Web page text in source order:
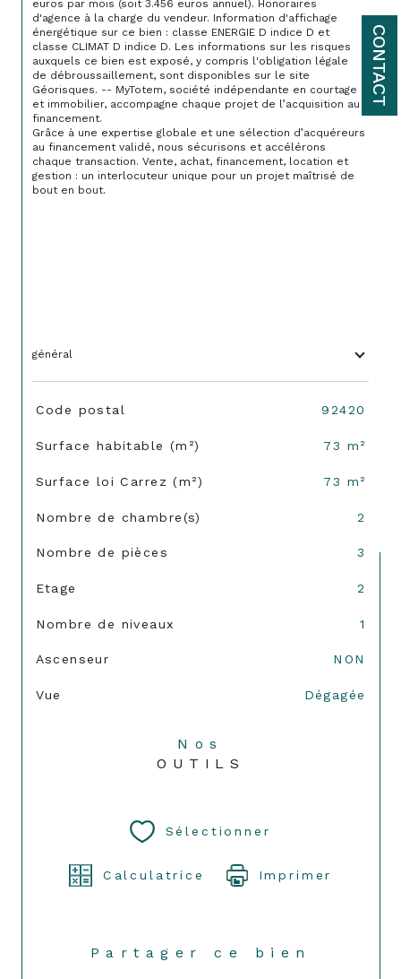
CONTACT
euros par mois (soit 3.456 euros annuel). Honoraires
d'agence à la charge du vendeur. Information d'affichage
énergétique sur ce bien : classe ENERGIE D indice D et
classe CLIMAT D indice D. Les informations sur les risques
auxquels ce bien est exposé, y compris l'obligation légale
de débroussaillement, sont disponibles sur le site
Géorisques. -- MyTotem, société indépendante en courtage
et immobilier, accompagne chaque projet de l’acquisition au
financement.
Grâce à une expertise globale et une sélection d’acquéreurs
au financement validé, nous sécurisons et accélérons
chaque transaction. Vente, achat, financement, location et
gestion : un interlocuteur unique pour un projet maîtrisé de
bout en bout.
général
TRAD_SIROCCO_Caracteristique
Code postal 92420
Surface habitable (m²) 73 m²
Surface loi Carrez (m²) 73 m²
Nombre de chambre(s) 2
Nombre de pièces 3
Etage 2
Nombre de niveaux 1
Ascenseur NON
Vue Dégagée
Nos
OUTILS
Sélectionner
Calculatrice Imprimer
Partager ce bien